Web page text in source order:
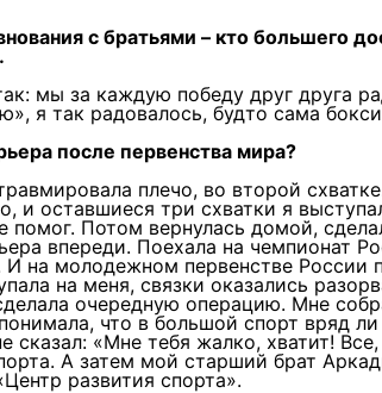
с братьями – кто большего
мы за каждую победу друг друга
я так радовалось, будто сама
после первенства мира?
плечо, во второй
и оставшиеся три схватки я
помог. Потом вернулась домой,
впереди. Поехала на чемпионат
на молодежном первенстве России
на меня, связки оказались
очередную операцию. Мне
что в большой спорт вряд
сказал: «Мне тебя жалко, хватит!
А затем мой старший брат
развития спорта».